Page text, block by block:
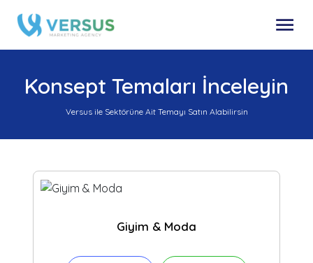
Konsept Temaları İnceleyin
Versus ile Sektörüne Ait Temayı Satın Alabilirsin
Giyim & Moda